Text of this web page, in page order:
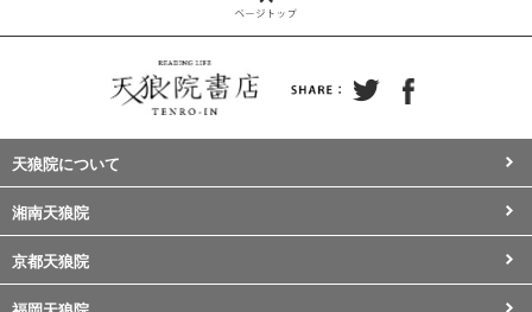
天狼院について
湘南天狼院
京都天狼院